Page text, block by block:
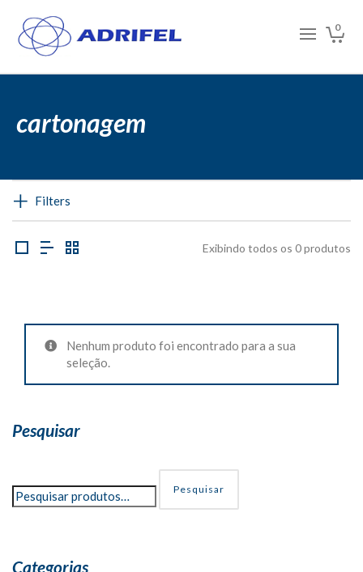
0
cartonagem
Filters
Exibindo todos os 0 produtos
Nenhum produto foi encontrado para a sua
seleção.
Pesquisar
Pesquisar
Categorias